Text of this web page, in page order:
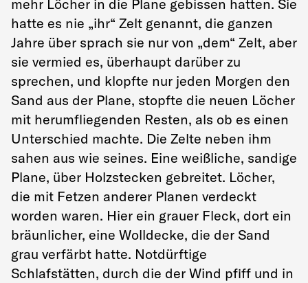
mehr Löcher in die Plane gebissen hatten. Sie
hatte es nie „ihr“ Zelt genannt, die ganzen
Jahre über sprach sie nur von „dem“ Zelt, aber
sie vermied es, überhaupt darüber zu
sprechen, und klopfte nur jeden Morgen den
Sand aus der Plane, stopfte die neuen Löcher
mit herumfliegenden Resten, als ob es einen
Unterschied machte. Die Zelte neben ihm
sahen aus wie seines. Eine weißliche, sandige
Plane, über Holzstecken gebreitet. Löcher,
die mit Fetzen anderer Planen verdeckt
worden waren. Hier ein grauer Fleck, dort ein
bräunlicher, eine Wolldecke, die der Sand
grau verfärbt hatte. Notdürftige
Schlafstätten, durch die der Wind pfiff und in